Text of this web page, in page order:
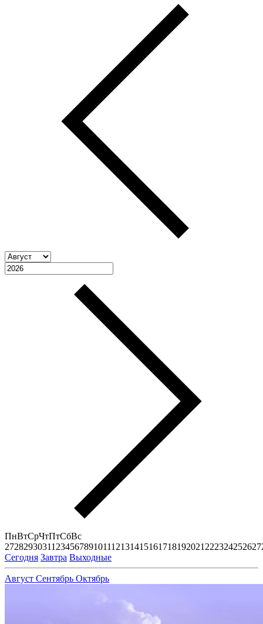
ПнВтСрЧтПтСбВс
27282930311 23456789101112131415161718192021 222324252627
Сегодня Завтра Выходные
Август Сентябрь Октябрь